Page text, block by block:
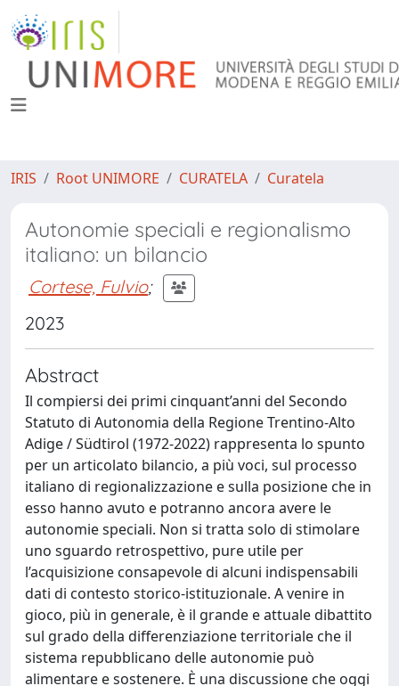
IRIS Root UNIMORE CURATELA Curatela
Autonomie speciali e regionalismo
italiano: un bilancio
Cortese, Fulvio;
2023
Abstract
Il compiersi dei primi cinquant’anni del Secondo
Statuto di Autonomia della Regione Trentino-Alto
Adige / Südtirol (1972-2022) rappresenta lo spunto
per un articolato bilancio, a più voci, sul processo
italiano di regionalizzazione e sulla posizione che in
esso hanno avuto e potranno ancora avere le
autonomie speciali. Non si tratta solo di stimolare
uno sguardo retrospettivo, pure utile per
l’acquisizione consapevole di alcuni indispensabili
dati di contesto storico-istituzionale. A venire in
gioco, più in generale, è il grande e attuale dibattito
sul grado della differenziazione territoriale che il
sistema repubblicano delle autonomie può
alimentare e sostenere. È una discussione che oggi